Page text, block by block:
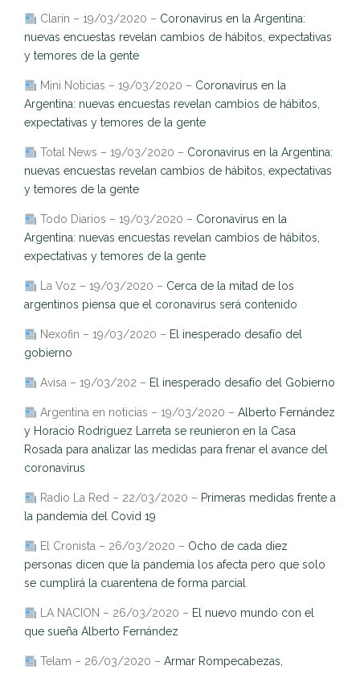
Clarín – 19/03/2020 – Coronavirus en la Argentina:
nuevas encuestas revelan cambios de hábitos, expectativas
y temores de la gente
Mini Noticias – 19/03/2020 – Coronavirus en la
Argentina: nuevas encuestas revelan cambios de hábitos,
expectativas y temores de la gente
Total News – 19/03/2020 – Coronavirus en la Argentina:
nuevas encuestas revelan cambios de hábitos, expectativas
y temores de la gente
Todo Diarios – 19/03/2020 – Coronavirus en la
Argentina: nuevas encuestas revelan cambios de hábitos,
expectativas y temores de la gente
La Voz – 19/03/2020 – Cerca de la mitad de los
argentinos piensa que el coronavirus será contenido
Nexofin – 19/03/2020 – El inesperado desafío del
gobierno
Avisa – 19/03/202 – El inesperado desafío del Gobierno
Argentina en noticias – 19/03/2020 – Alberto Fernández
y Horacio Rodríguez Larreta se reunieron en la Casa
Rosada para analizar las medidas para frenar el avance del
coronavirus
Radio La Red – 22/03/2020 – Primeras medidas frente a
la pandemia del Covid 19
El Cronista – 26/03/2020 – Ocho de cada diez
personas dicen que la pandemia los afecta pero que solo
se cumplirá la cuarentena de forma parcial
LA NACION – 26/03/2020 – El nuevo mundo con el
que sueña Alberto Fernández
Telam – 26/03/2020 – Armar Rompecabezas,